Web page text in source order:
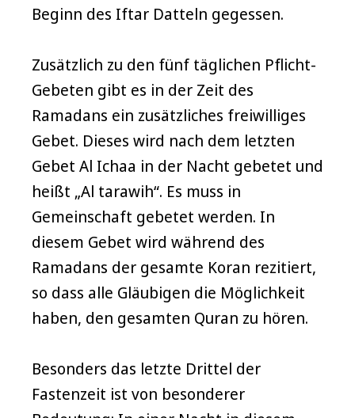
Beginn des Iftar Datteln gegessen.
Zusätzlich zu den fünf täglichen Pflicht-
Gebeten gibt es in der Zeit des
Ramadans ein zusätzliches freiwilliges
Gebet. Dieses wird nach dem letzten
Gebet Al Ichaa in der Nacht gebetet und
heißt „Al tarawih“. Es muss in
Gemeinschaft gebetet werden. In
diesem Gebet wird während des
Ramadans der gesamte Koran rezitiert,
so dass alle Gläubigen die Möglichkeit
haben, den gesamten Quran zu hören.
Besonders das letzte Drittel der
Fastenzeit ist von besonderer